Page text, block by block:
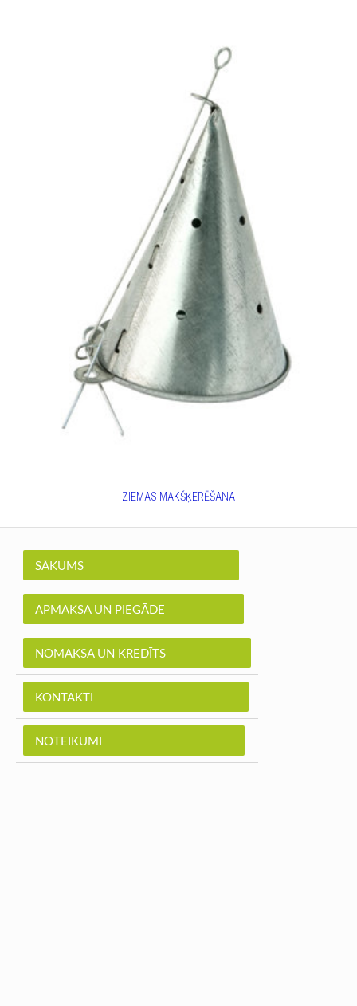
SĀKUMS
APMAKSA UN PIEGĀDE
NOMAKSA UN KREDĪTS
KONTAKTI
NOTEIKUMI
ZIEMAS MAKŠĶERĒŠANA